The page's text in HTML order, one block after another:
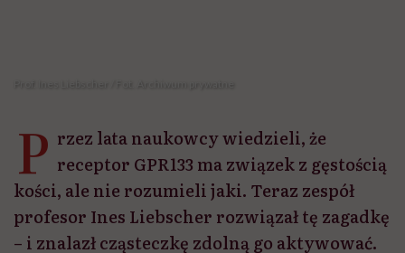
P rzez lata naukowcy wiedzieli, że
receptor GPR133 ma związek z gęstością
kości, ale nie rozumieli jaki. Teraz zespół
profesor Ines Liebscher rozwiązał tę zagadkę
– i znalazł cząsteczkę zdolną go aktywować.